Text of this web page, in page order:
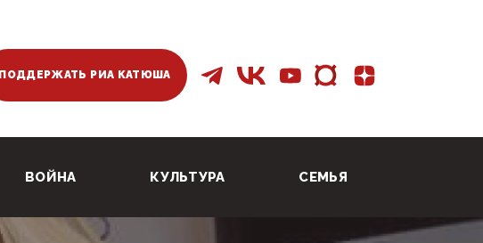
ПОДДЕРЖАТЬ РИА КАТЮША
ВОЙНА КУЛЬТУРА СЕМЬЯ